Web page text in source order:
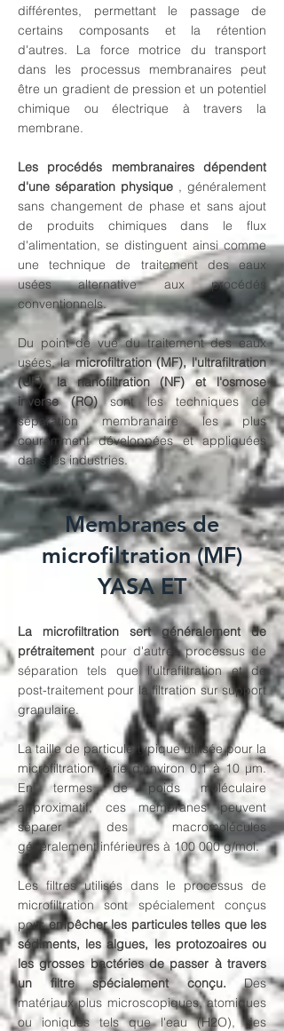
différentes, permettant le passage de
certains composants et la rétention
d'autres. La force motrice du transport
dans les processus membranaires peut
être un gradient de pression et un potentiel
chimique ou électrique à travers la
membrane.
Les procédés membranaires dépendent
d'une séparation physique , généralement
sans changement de phase et sans ajout
de produits chimiques dans le flux
d'alimentation, se distinguent ainsi comme
une technique de traitement des eaux
usées alternative aux procédés
conventionnels.
Du point de vue du traitement des eaux
usées, lamicrofiltration (MF), l'ultrafiltration
(UF), la nanofiltration (NF) et l'osmose
inverse (RO)sont les techniques de
séparation membranaire les plus
couramment développées et appliquées
dans les industries.
Membranes de
microfiltration (MF)
YASA ET
La microfiltration sert généralement de
prétraitementpour d'autres processus de
séparation tels que l'ultrafiltration et de
post-traitement pour la filtration sur support
granulaire.
La taille de particule typique utilisée pour la
microfiltration varie d'environ 0,1 à 10 µm.
En termes de poids moléculaire
approximatif, ces membranes peuvent
séparer des macromolécules
généralement inférieures à 100 000 g/mol.
Les filtres utilisés dans le processus de
microfiltration sont spécialement conçus
pourempêcher les particules telles que les
sédiments, les algues, les protozoaires ou
les grosses bactéries de passer à travers
un filtre spécialement conçu. Des
matériaux plus microscopiques, atomiques
ou ioniques tels que l'eau (H2O), des